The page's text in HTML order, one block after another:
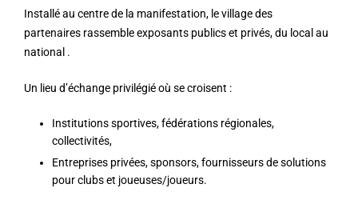
Installé au centre de la manifestation, levillage des
partenaires rassemble exposants publics et privés, du local au
national .
Un lieu d’échange privilégié où se croisent :
Institutions sportives, fédérations régionales,
collectivités,
Entreprises privées, sponsors, fournisseurs de solutions
pour clubs et joueuses/joueurs.